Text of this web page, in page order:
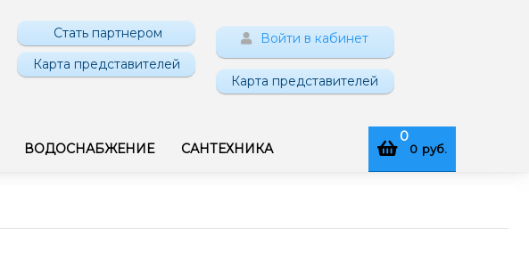
Стать партнером
Карта представителей
Войти в кабинет
Карта представителей
ВОДОСНАБЖЕНИЕ САНТЕХНИКА
0
0 руб.